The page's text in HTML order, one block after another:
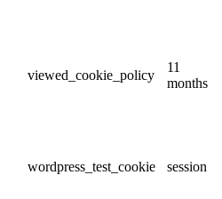
viewed_cookie_policy
11
months
wordpress_test_cookie session